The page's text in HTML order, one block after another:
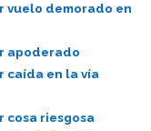
vuelo demorado en
apoderado
caída en la vía
cosa riesgosa